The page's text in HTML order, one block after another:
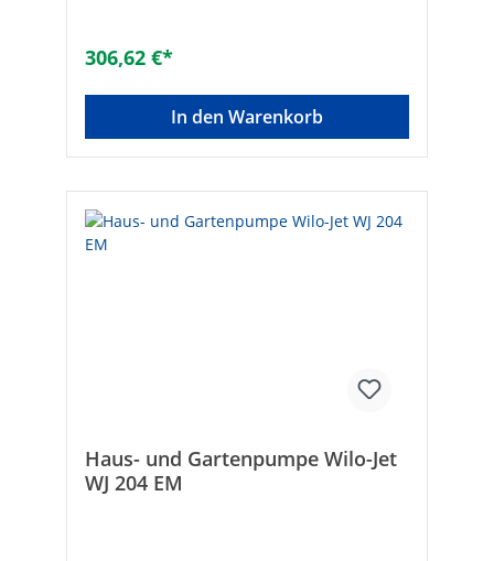
306,62 €*
In den Warenkorb
Haus- und Gartenpumpe Wilo-Jet
WJ 204 EM